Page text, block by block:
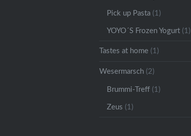
Pick up Pasta (1)
YOYO´S Frozen Yogurt (1)
Tastes at home (1)
Wesermarsch (2)
Brummi-Treff (1)
Zeus (1)